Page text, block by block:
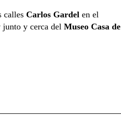
calles Carlos Gardelen el
junto y cerca del Museo Casa de